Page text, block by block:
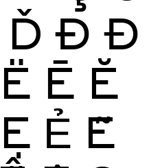
Ď Ð Đ
Ë Ē Ĕ
Ẹ Ẻ Ẽ